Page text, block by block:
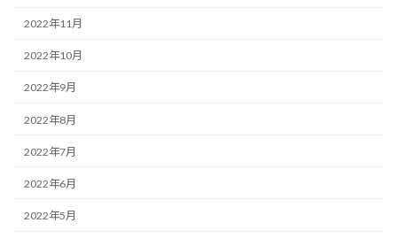
2022年11月
2022年10月
2022年9月
2022年8月
2022年7月
2022年6月
2022年5月